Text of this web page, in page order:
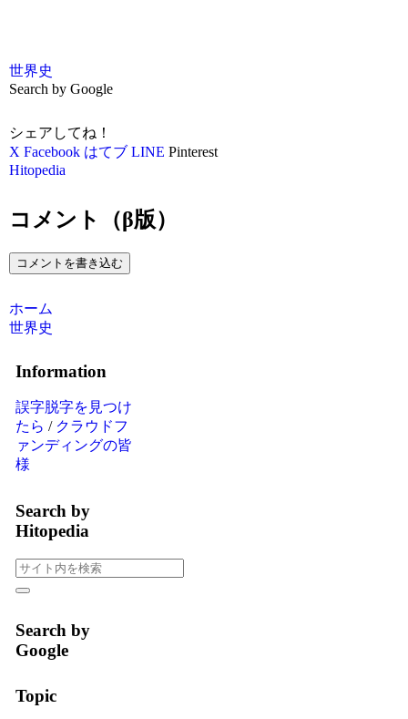
世界史
Search by Google
シェアしてね！
X Facebook はてブ LINE Pinterest
Hitopedia
コメント（β版）
コメントを書き込む
ホーム
世界史
Information
誤字脱字を見つけ
たら / クラウドフ
ァンディングの皆
様
Search by
Hitopedia
Search by
Google
Topic